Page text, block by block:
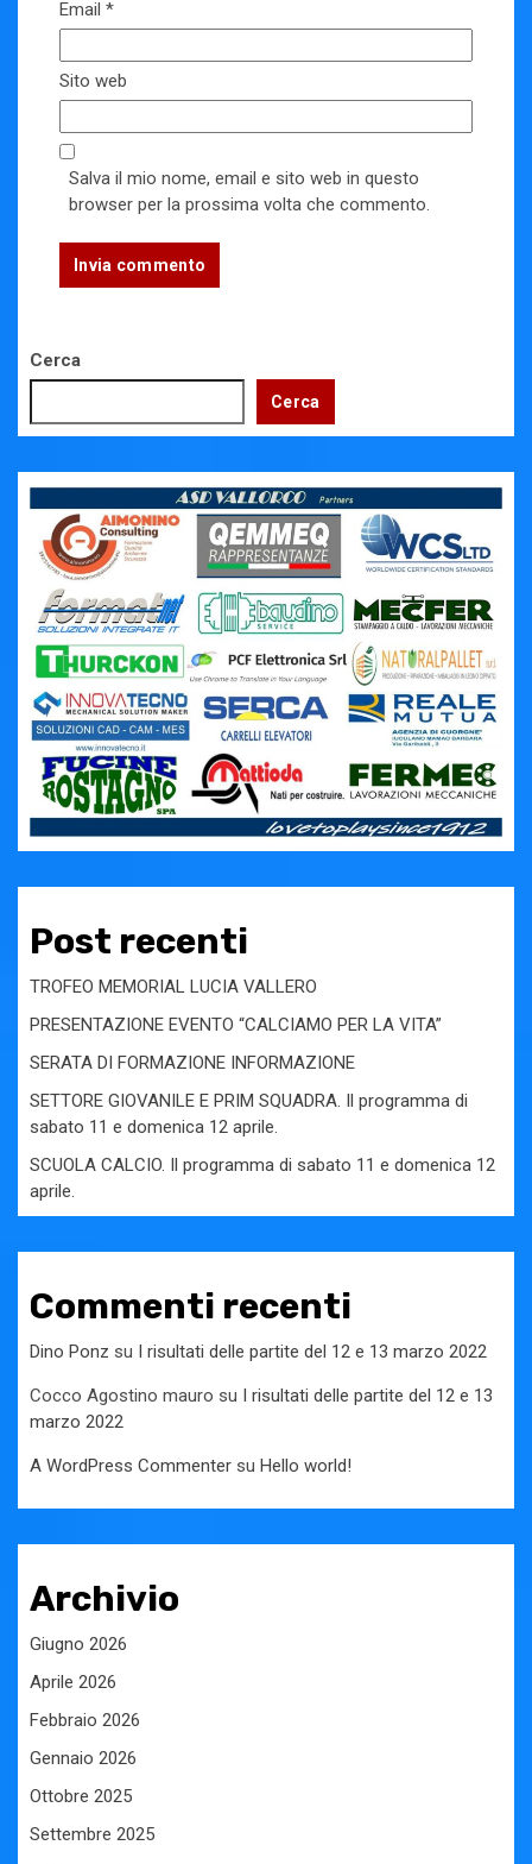
Email *
Sito web
Salva il mio nome, email e sito web in questo
browser per la prossima volta che commento.
Cerca
Cerca
Post recenti
TROFEO MEMORIAL LUCIA VALLERO
PRESENTAZIONE EVENTO “CALCIAMO PER LA VITA”
SERATA DI FORMAZIONE INFORMAZIONE
SETTORE GIOVANILE E PRIM SQUADRA. Il programma di
sabato 11 e domenica 12 aprile.
SCUOLA CALCIO. Il programma di sabato 11 e domenica 12
aprile.
Commenti recenti
Dino Ponz su I risultati delle partite del 12 e 13 marzo 2022
Cocco Agostino mauro su I risultati delle partite del 12 e 13
marzo 2022
A WordPress Commenter su Hello world!
Archivio
Giugno 2026
Aprile 2026
Febbraio 2026
Gennaio 2026
Ottobre 2025
Settembre 2025